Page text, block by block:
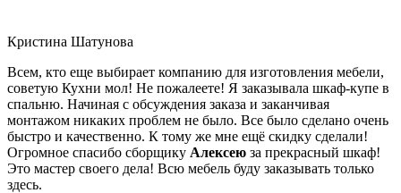
Кристина Шатунова
Всем, кто еще выбирает компанию для изготовления мебели,
советую Кухни мол! Не пожалеете! Я заказывала шкаф-купе в
спальню. Начиная с обсуждения заказа и заканчивая
монтажом никаких проблем не было. Все было сделано очень
быстро и качественно. К тому же мне ещё скидку сделали!
Огромное спасибо сборщику Алексею за прекрасный шкаф!
Это мастер своего дела! Всю мебель буду заказывать только
здесь.